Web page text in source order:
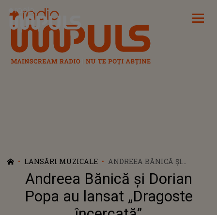
Radio Impuls
LANSĂRI MUZICALE
ANDREEA BĂNICĂ ȘI
DORIAN POPA AU LANSAT
„DRAGOSTE ÎNCERCATĂ”
Andreea Bănică și Dorian
Popa au lansat „Dragoste